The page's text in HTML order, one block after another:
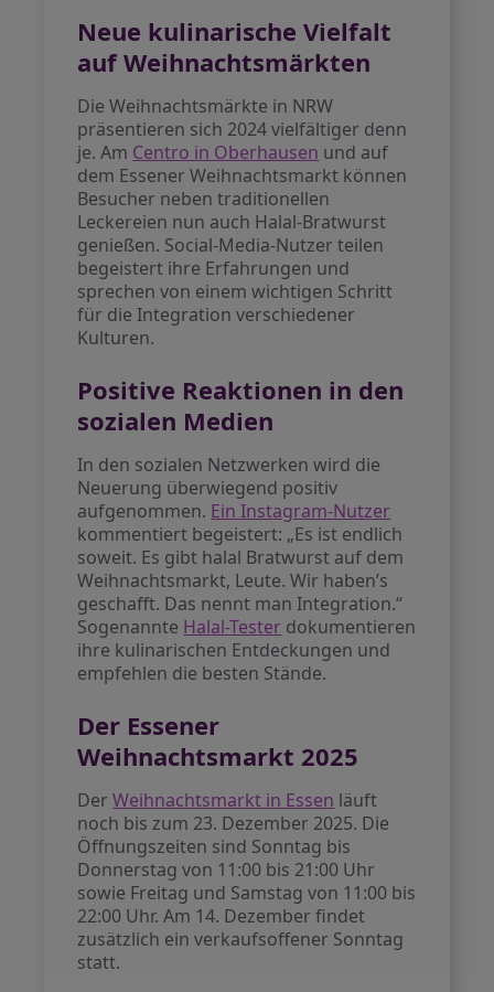
Neue kulinarische Vielfalt
auf Weihnachtsmärkten
Die Weihnachtsmärkte in NRW
präsentieren sich 2024 vielfältiger denn
je. Am Centro in Oberhausen und auf
dem Essener Weihnachtsmarkt können
Besucher neben traditionellen
Leckereien nun auch Halal-Bratwurst
genießen. Social-Media-Nutzer teilen
begeistert ihre Erfahrungen und
sprechen von einem wichtigen Schritt
für die Integration verschiedener
Kulturen.
Positive Reaktionen in den
sozialen Medien
In den sozialen Netzwerken wird die
Neuerung überwiegend positiv
aufgenommen. Ein Instagram-Nutzer
kommentiert begeistert: „Es ist endlich
soweit. Es gibt halal Bratwurst auf dem
Weihnachtsmarkt, Leute. Wir haben’s
geschafft. Das nennt man Integration.“
Sogenannte Halal-Tester dokumentieren
ihre kulinarischen Entdeckungen und
empfehlen die besten Stände.
Der Essener
Weihnachtsmarkt 2025
DerWeihnachtsmarkt in Essen läuft
noch bis zum 23. Dezember 2025. Die
Öffnungszeiten sind Sonntag bis
Donnerstag von 11:00 bis 21:00 Uhr
sowie Freitag und Samstag von 11:00 bis
22:00 Uhr. Am 14. Dezember findet
zusätzlich ein verkaufsoffener Sonntag
statt.